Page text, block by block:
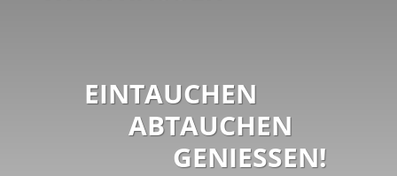
EINTAUCHEN
ABTAUCHEN
GENIESSEN!